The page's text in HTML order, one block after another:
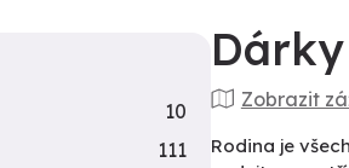
Zobrazit
Rodina je
10
111